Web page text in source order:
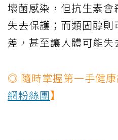
壞菌感染，但抗生素
失去保護；而類固醇
差，甚至讓人體可能失
◎ 隨時掌握第一手健
網粉絲團】